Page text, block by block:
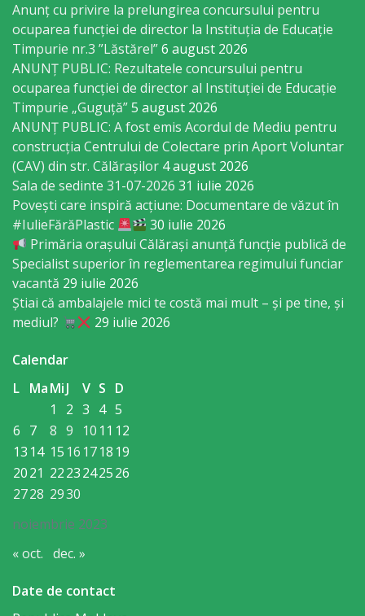
IET
Lăstărel
IET
Guguță
IET
DoReMiCii
Școala
sportivă
„Mihai
Viteazul”
Școala
Sportivă
Specializată
de
Rezerve
Olimpice
Călărași
Stadionul
Anunț cu privire la prelungirea concursului pentru
ocuparea funcţiei de director la Instituția de Educație
Timpurie nr.3 ”Lăstărel”6 august 2026
ANUNȚ PUBLIC: Rezultatele concursului pentru
ocuparea funcției de director al Instituției de Educație
Timpurie „Guguță”5 august 2026
ANUNȚ PUBLIC: A fost emis Acordul de Mediu pentru
construcția Centrului de Colectare prin Aport Voluntar
(CAV) din str. Călărașilor 4 august 2026
Sala de sedinte 31-07-2026 31 iulie 2026
Povești care inspiră acțiune: Documentare de văzut în
#IulieFărăPlastic
30 iulie 2026
Primăria orașului Călărași anunță funcție publică de
Specialist superior în reglementarea regimului funciar
vacantă 29 iulie 2026
Știai că ambalajele mici te costă mai mult – și pe tine, și
mediul?
29 iulie 2026
Calendar
noiembrie 2023
L MaMiJ V S D
1
2 3 4 5
6 7 8 9 10 11 12
13 14 15 16 1718 19
2021 2223242526
2728 2930
« oct. dec. »
Date de contact